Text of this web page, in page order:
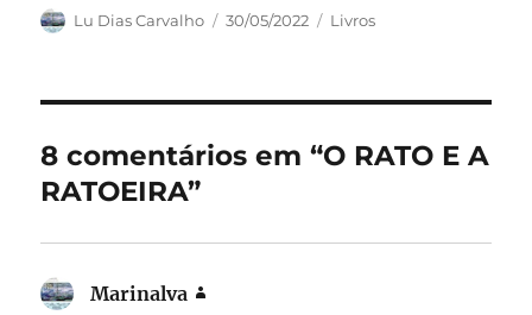
c
b
o
o
k
st
d
o
n
ai a
Autor
Lu Dias Carvalho
Publicado
30/05/2022 Categorias
Livros
8 comentários em “O RATO E A
RATOEIRA”
Marinalva